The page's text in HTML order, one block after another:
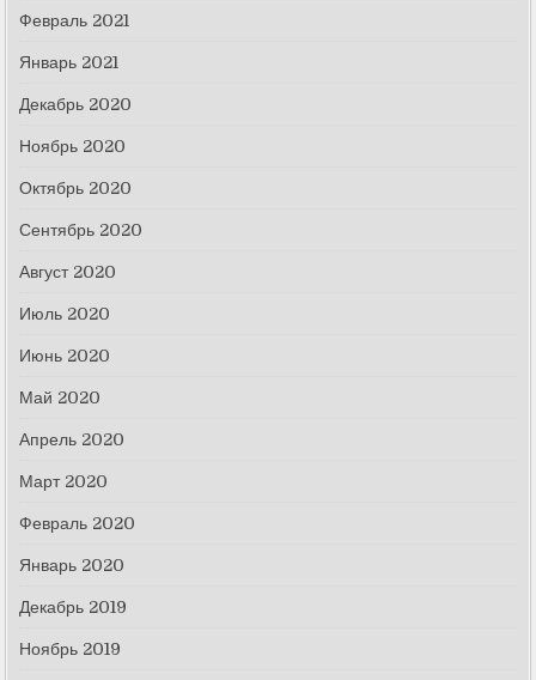
Февраль 2021
Январь 2021
Декабрь 2020
Ноябрь 2020
Октябрь 2020
Сентябрь 2020
Август 2020
Июль 2020
Июнь 2020
Май 2020
Апрель 2020
Март 2020
Февраль 2020
Январь 2020
Декабрь 2019
Ноябрь 2019